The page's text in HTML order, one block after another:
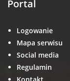
Portal
Logowanie
Mapa serwisu
Social media
Regulamin
Kontakt